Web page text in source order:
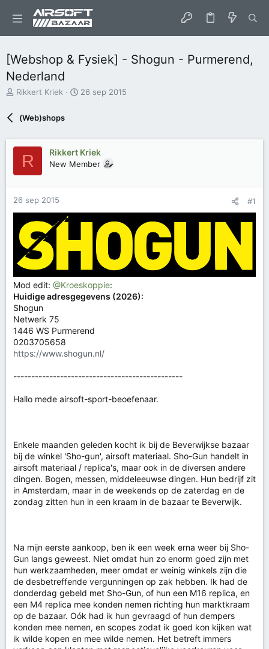
[Webshop & Fysiek] - Shogun - Purmerend,
Nederland
O
e
w
p
s
t
e
Rikkert Kriek
S
a
t
m
26 sep 2015
(Web)shops
R Rikkert Kriek
New Member
26 sep 2015 #1
Mod edit: @Kroeskoppie:
Huidige adresgegevens (2026):
Shogun
Netwerk 75
1446 WS Purmerend
0203705658
https://www.shogun.nl/
-----------------------------------------------
Hallo mede airsoft-sport-beoefenaar.
Enkele maanden geleden kocht ik bij de Beverwijkse bazaar
bij de winkel 'Sho-gun', airsoft materiaal. Sho-Gun handelt in
airsoft materiaal / replica's, maar ook in de diversen andere
dingen. Bogen, messen, middeleeuwse dingen. Hun bedrijf zit
in Amsterdam, maar in de weekends op de zaterdag en de
zondag zitten hun in een kraam in de bazaar te Beverwijk.
Na mijn eerste aankoop, ben ik een week erna weer bij Sho-
Gun langs geweest. Niet omdat hun zo enorm goed zijn met
hun werkzaamheden, meer omdat er weinig winkels zijn die
de desbetreffende vergunningen op zak hebben. Ik had de
donderdag gebeld met Sho-Gun, of hun een M16 replica, en
een M4 replica mee konden nemen richting hun marktkraam
op de bazaar. Oók had ik hun gevraagd of hun dempers
konden mee nemen, en scopes zodat ik goed kon kijken wat
ik wilde kopen en mee wilde nemen. Het betreft immers